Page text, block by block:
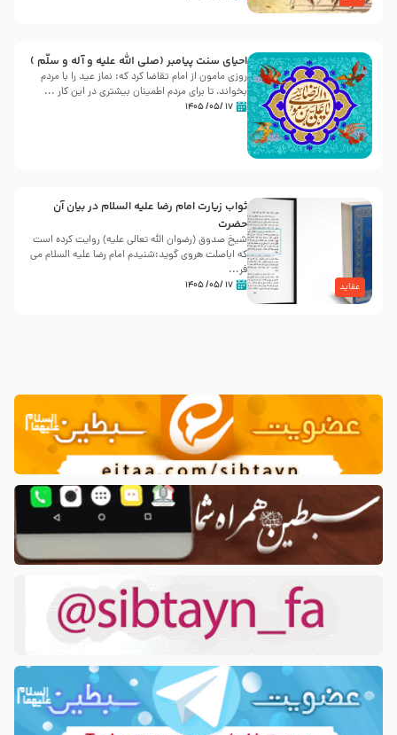
احیای سنت پیامبر (صلی الله علیه و آله و سلّم )
روزی مامون از امام تقاضا کرد که: نماز عید را با مردم
بخواند، تا برای مردم اطمینان بیشتری در این کار ...
۱۷ /۰۵/ ۱۴۰۵
عقاید
ثواب زیارت امام رضا علیه السلام در بیان آن
حضرت
شیخ صدوق (رضوان الله تعالی علیه) روایت کرده است
که اباصلت هروی گوید:شنیدم امام رضا علیه السلام می
فر...
۱۷ /۰۵/ ۱۴۰۵